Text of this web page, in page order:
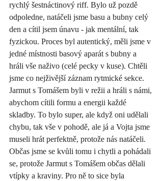
rychlý šestnáctinový riff. Bylo už pozdě
odpoledne, natáčeli jsme basu a bubny celý
den a cítil jsem únavu - jak mentální, tak
fyzickou. Proces byl autentický, měli jsme v
jedné místnosti basový aparát s bubny a
hráli vše naživo (celé pecky v kuse). Chtěli
jsme co nejživější záznam rytmické sekce.
Jarmut s Tomášem byli v režii a hráli s námi,
abychom cítili formu a energii každé
skladby. To bylo super, ale když oni udělali
chybu, tak vše v pohodě, ale já a Vojta jsme
museli hrát perfektně, protože nás natáčeli.
Občas jsme se kvůli tomu i chytli a pohádali
se, protože Jarmut s Tomášem občas dělali
vtípky a kraviny. Pro ně to sice byla